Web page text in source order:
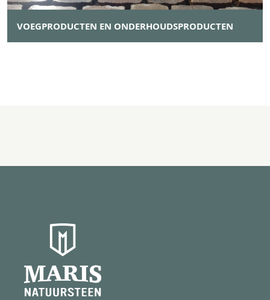
VOEGPRODUCTEN EN ONDERHOUDSPRODUCTEN